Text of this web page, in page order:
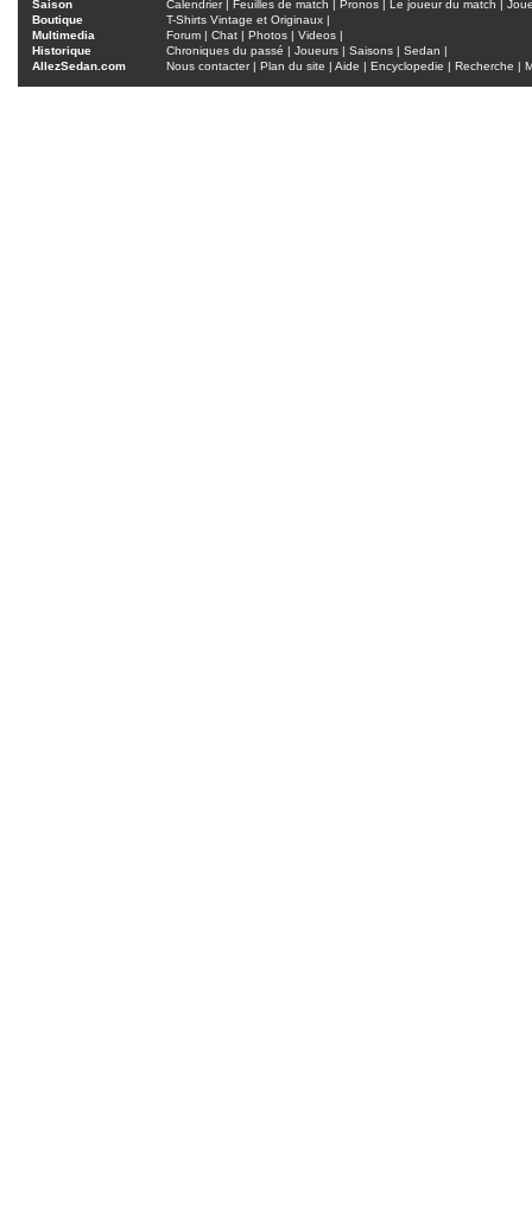
Saison Calendrier| Feuilles de match Pronos Le joueur du match
Boutique
T-Shirts Vintage et Originaux |
Multimedia
Forum | Chat | Photos | Videos |
Historique
Chroniques du passé | Joueurs | Saisons | Sedan |
AllezSedan.com
Nous contacter| Plan du site | Aide | Encyclopedie | Recherche |